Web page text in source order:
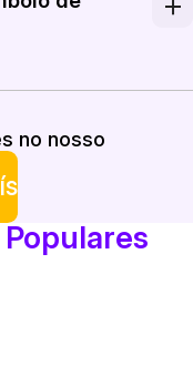
no nosso